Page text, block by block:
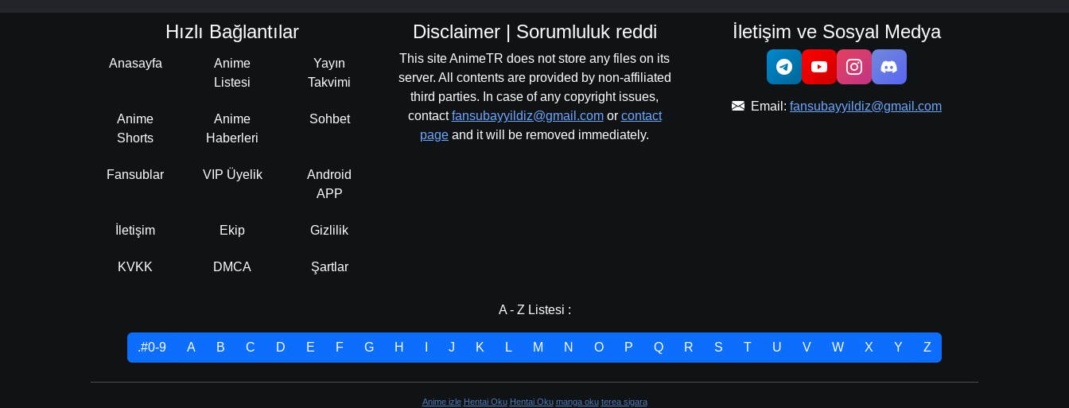
Hızlı Bağlantılar
Anasayfa
Anime
Listesi
Yayın
Takvimi
Anime
Shorts
Anime
Haberleri
Sohbet
Fansublar VIP Üyelik
Android
APP
İletişim Ekip Gizlilik
KVKK DMCA Şartlar
Disclaimer | Sorumluluk reddi
This site AnimeTR does not store any files on its
server. All contents are provided by non-affiliated
third parties. In case of any copyright issues,
contactfansubayyildiz@gmail.comor contact
page and it will be removed immediately.
İletişim ve Sosyal Medya
Email: fansubayyildiz@gmail.com
A - Z Listesi :
.#0-9 A B C D E F G H J K L M N O P Q R S T U V W X Y Z
Anime izle Hentai Oku Hentai Oku manga oku terea sigara